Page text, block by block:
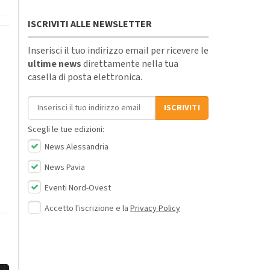
ISCRIVITI ALLE NEWSLETTER
Inserisci il tuo indirizzo email per ricevere le
ultime newsdirettamente nella tua
casella di posta elettronica.
Indirizzo email
ISCRIVITI
Scegli le tue edizioni:
News Alessandria
News Pavia
Eventi Nord-Ovest
Accetto l'iscrizione e la Privacy Policy